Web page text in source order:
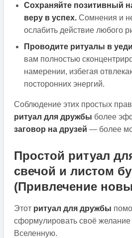
Сохраняйте позитивный
веру в успех. Сомнения и
ослабить действие любого
Проводите ритуалы в
вам полностью
намерении, избегая
посторонних энергий.
Соблюдение этих простых
ритуал для дружбы более
заговор на друзей — более
Простой ритуал
свечой и листом
(Привлечение
Этот ритуал для дружбы
сформулировать своё желание
Вселенную.